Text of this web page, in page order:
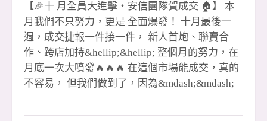
【🎉十 月全員大進擊・安信團隊賀成交 🏠】 本
月我們不只努力，更是 全面爆發！ 十月最後一
週，成交捷報一件接一件， 新人首炮、聯賣合
作、跨店加持&hellip;&hellip; 整個月的努力，在
月底一次大噴發🔥🔥🔥 在這個市場能成交，真的
不容易， 但我們做到了，因為&mdash;&mdash;
都是汗水、專業和信任的結晶， 更是團隊彼此扶